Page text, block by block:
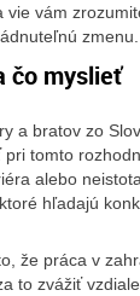
vám
zmenu.
čo myslieť
a bratov zo
tomto
alebo
hľadajú
že práca v
to zvážiť